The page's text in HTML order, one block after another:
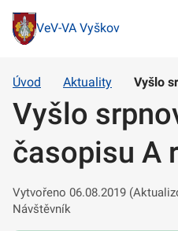
VeV-VA Vyškov
Úvod Aktuality Vyšlo
Vyšlo
časopisu A
Vytvořeno 06.08.2019
Návštěvník